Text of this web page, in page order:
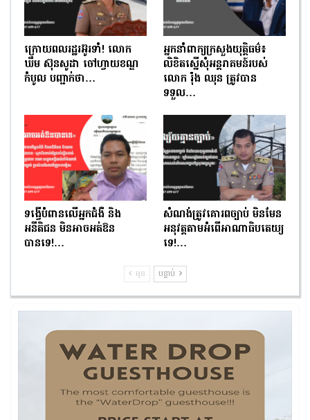
ក្រោយពលរដ្ឋរអ៊ូរទាំ! លោក
ឃឹម ស៊ុនសូដា ចៅហ្វាយខណ្ឌ
កំបូល បញ្ជាក់ថា…
អ្នកនាំពាក្យក្រសួងយុត្តិធម៌៖
លិខិតស្នើសុំអន្តរាគមន៍របស់
លោក រ៉ុង ឈុន ត្រូវបាន
ទទួល…
ទង្វើបំពានលើអ្នកជំងឺ និង
អនីតិជន មិនអាចអត់ឱន
បានទេ!…
សំណង់ត្រូវគោរពច្បាប់ មិនមែន
អនុវត្តតាមអំពើអាណាធិបតេយ្យ
ទេ!…
មុន បន្ទាប់